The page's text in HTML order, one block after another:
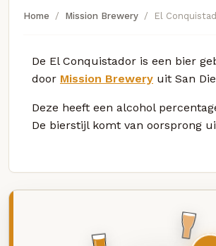
Home Mission Brewery El
De El Conquistador is een bier
door Mission Brewery uit San
Deze heeft een alcohol
De bierstijl komt van oorsprong